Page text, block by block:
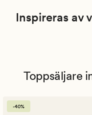
Inspireras av
Toppsäljare
-40%